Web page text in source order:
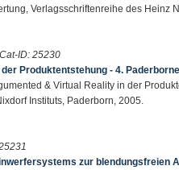
Verlagsschriftenreihe des Heinz
ID:25230
Produktentstehung - 4.
& Virtual Reality in der
Instituts, Paderborn, 2005.
zur blendungsfreien